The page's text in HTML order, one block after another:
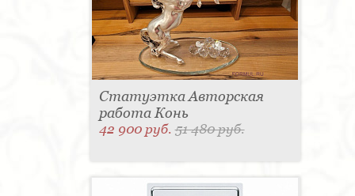
Статуэтка Авторская
работа Конь
42 900 руб.51 480 руб.